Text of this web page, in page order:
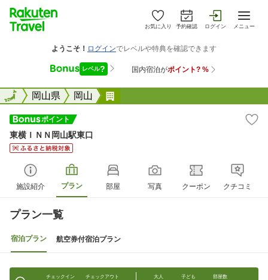
お気に入り 予約確認 ログイン メニュー
全国岡山県 岡山
全国
東横ＩＮＮ岡山駅東口
施設紹介 プラン 部屋 写真 クーポン クチコミ
プラン一覧
宿泊プラン 航空券付宿泊プラン
チェックイン チェックアウト 大人 子ども 部屋数